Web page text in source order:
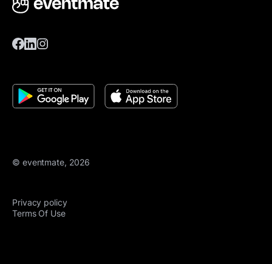
© eventmate, 2026
Privacy policy
Terms Of Use